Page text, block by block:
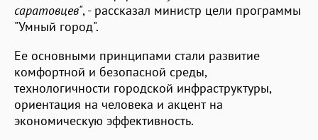
саратовцев", - рассказал министр цели программы
"Умный город".
Ее основными принципами стали развитие
комфортной и безопасной среды,
технологичности городской инфраструктуры,
ориентация на человека и акцент на
экономическую эффективность.